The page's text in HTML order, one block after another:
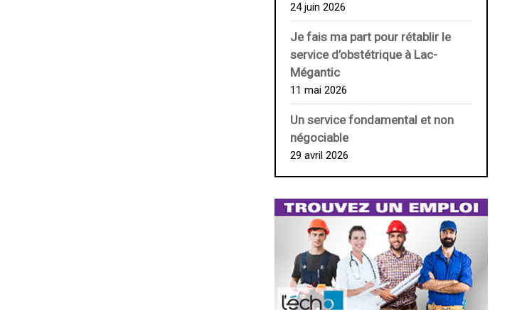
24 juin 2026
Je fais ma part pour rétablir le
service d’obstétrique à Lac-
Mégantic
11 mai 2026
Un service fondamental et non
négociable
29 avril 2026